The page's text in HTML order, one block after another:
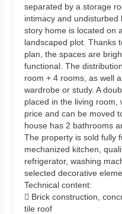
separated by a storage
intimacy and undisturbed
story home is located on
landscaped plot. Thanks
plan, the spaces are
functional. The
room + 4 rooms, as well
wardrobe or study. A
placed in the living room,
price and can be moved
house has 2 bathrooms
The property is sold fully
mechanized kitchen,
refrigerator, washing
selected decorative
Technical content:
 Brick construction,
tile roof